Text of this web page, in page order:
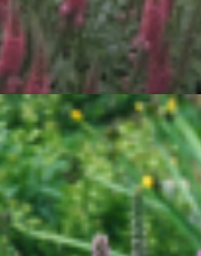
Aar-ereprijs
Veronica spicata 'Rotfuchs'